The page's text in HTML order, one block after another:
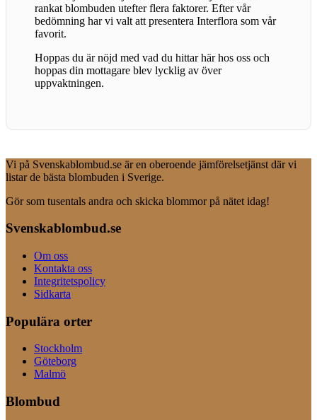
rankat blombuden utefter flera faktorer. Efter vår
bedömning har vi valt att presentera Interflora som vår
favorit.
Hoppas du är nöjd med vad du hittar här hos oss och
hoppas din mottagare blev lycklig av över
uppvaktningen.
Vi på Svenskablombud.se är en oberoende jämförelsetjänst där vi
listar de bästa blombuden i Sverige.
Gör som tusentals andra och skicka blommor på nätet idag!
Svenskablombud.se
Om oss
Kontakta oss
Integritetspolicy
Sidkarta
Populära orter
Stockholm
Göteborg
Malmö
Blombud